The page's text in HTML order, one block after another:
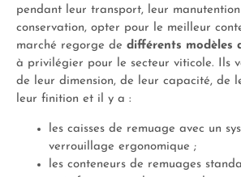
pendant leur transport, leur
conservation, opter pour le meilleur
marché regorge de différents modèles
à privilégier pour le secteur viticole. Ils
de leur dimension, de leur capacité, de
leur finition et il y a :
les caisses de remuage avec un
verrouillage ergonomique ;
les conteneurs de remuages